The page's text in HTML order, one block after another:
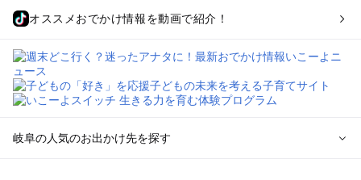
オススメおでかけ情報を動画で紹介！
岐阜の人気のお出かけ先を探す